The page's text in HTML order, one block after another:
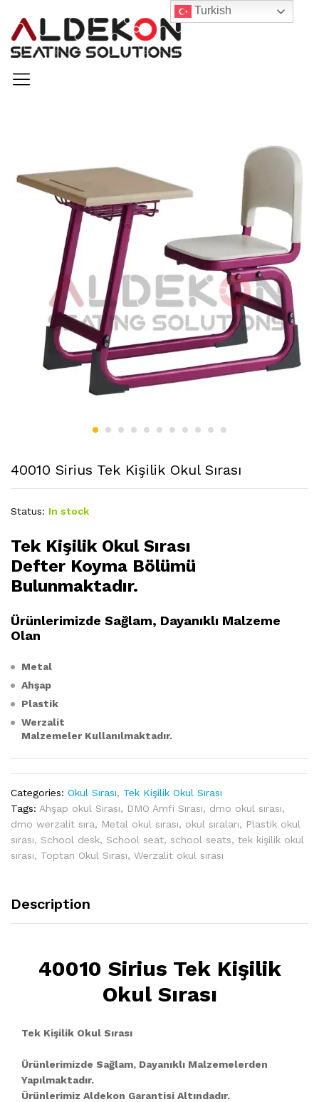
40010 Sirius Tek Kişilik Okul Sırası
Status: In stock
Tek Kişilik Okul Sırası
Defter Koyma Bölümü
Bulunmaktadır.
Ürünlerimizde Sağlam, Dayanıklı Malzeme
Olan
Metal
Ahşap
Plastik
Werzalit
Malzemeler Kullanılmaktadır.
Categories: Okul Sırası, Tek Kişilik Okul Sırası
Tags: Ahşap okul Sırası, DMO Amfi Sırası, dmo okul sırası,
dmo werzalit sıra, Metal okul sırası, okul sıraları, Plastik okul
sırası, School desk, School seat, school seats, tek kişilik okul
sırası, Toptan Okul Sırası, Werzalit okul sırası
Description
40010 Sirius Tek Kişilik
Okul Sırası
Tek Kişilik Okul Sırası
Ürünlerimizde Sağlam, Dayanıklı Malzemelerden
Yapılmaktadır.
Ürünlerimiz Aldekon Garantisi Altındadır.
Turkish